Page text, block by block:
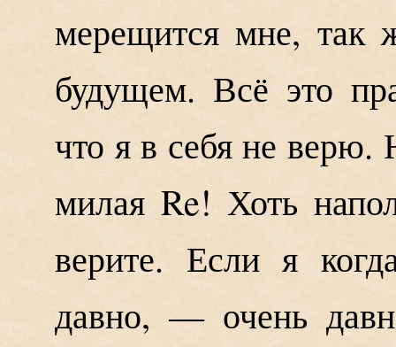
мерещится мне, так
будущем. Всё это
что я в себя не верю.
милая Re! Хоть
верите. Если я
давно, — очень